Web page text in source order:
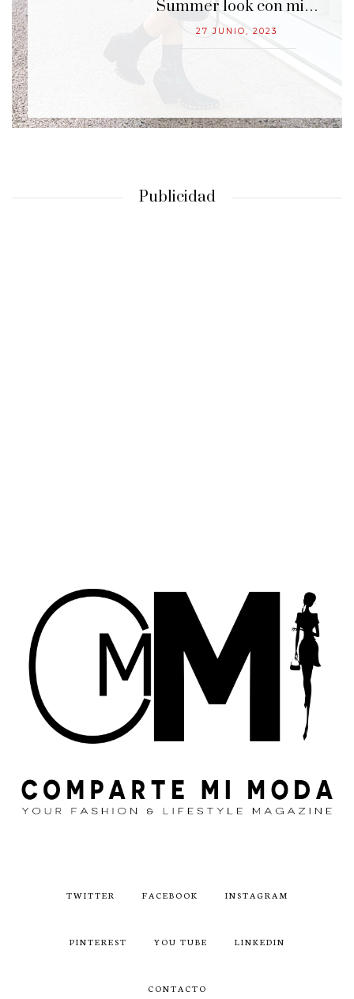
Summer look con mi…
27 JUNIO, 2023
Publicidad
TWITTER FACEBOOK INSTAGRAM
PINTEREST YOU TUBE LINKEDIN
CONTACTO